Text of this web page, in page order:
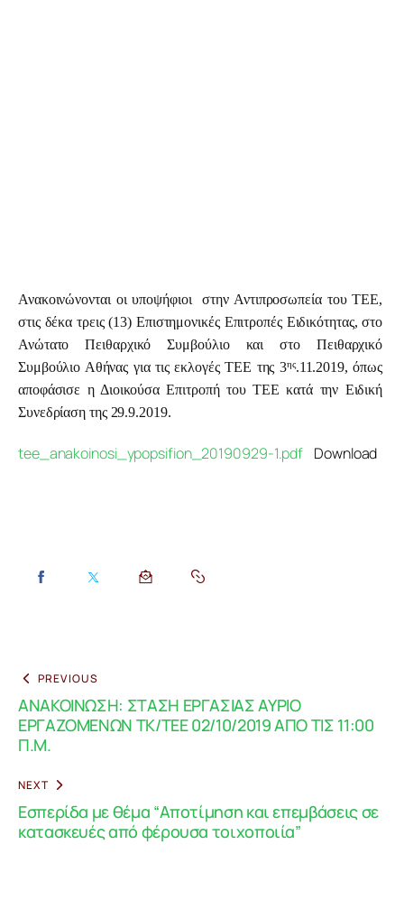
Ανακοινώνονται οι υποψήφιοι  στην Αντιπροσωπεία του ΤΕΕ,
στις δέκα τρεις (13) Επιστημονικές Επιτροπές Ειδικότητας, στο
Ανώτατο Πειθαρχικό Συμβούλιο και στο Πειθαρχικό
Συμβούλιο Αθήνας για τις εκλογές ΤΕΕ της 3ης.11.2019, όπως
αποφάσισε η Διοικούσα Επιτροπή του ΤΕΕ κατά την Ειδική
Συνεδρίαση της 29.9.2019.
tee_anakoinosi_ypopsifion_20190929-1.pdf Download
PREVIOUS
ΑΝΑΚΟΙΝΩΣΗ: ΣΤΑΣΗ ΕΡΓΑΣΙΑΣ ΑΥΡΙΟ
ΕΡΓΑΖΟΜΕΝΩΝ ΤΚ/ΤΕΕ 02/10/2019 ΑΠΟ ΤΙΣ 11:00
Π.Μ.
NEXT
Εσπερίδα με θέμα “Αποτίμηση και επεμβάσεις σε
κατασκευές από φέρουσα τοιχοποιία”